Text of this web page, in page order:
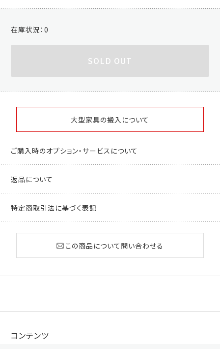
在庫状況：0
SOLD OUT
大型家具の搬入について
ご購入時のオプション・サービスについて
返品について
特定商取引法に基づく表記
この商品について問い合わせる
コンテンツ